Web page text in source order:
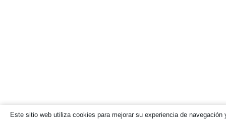
Este sitio web utiliza cookies para mejorar su experiencia de